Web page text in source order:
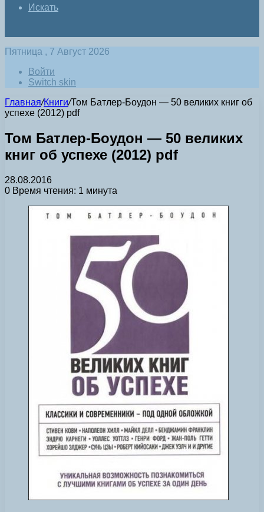
Искать
Пятница , 7 Август 2026
Войти
Switch skin
Главная/Книги/Том Батлер-Боудон — 50 великих книг об
успехе (2012) pdf
Том Батлер-Боудон — 50 великих
книг об успехе (2012) pdf
28.08.2016
0 Время чтения: 1 минута